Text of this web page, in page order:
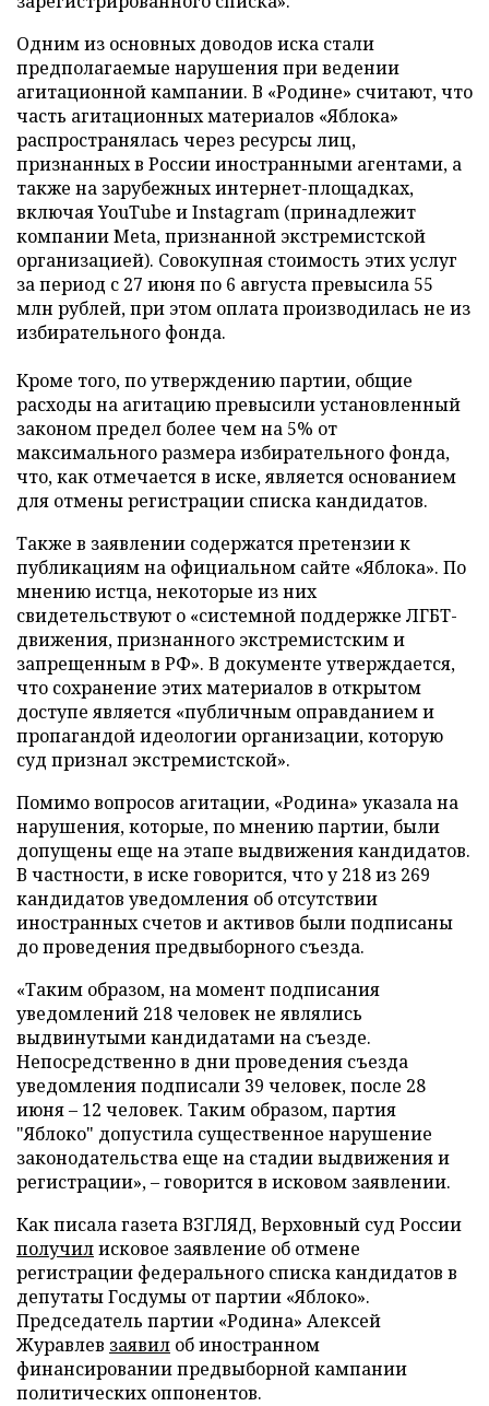
Одним из основных доводов иска стали
предполагаемые нарушения при ведении
агитационной кампании. В «Родине» считают, что
часть агитационных материалов «Яблока»
распространялась через ресурсы лиц,
признанных в России иностранными агентами, а
также на зарубежных интернет-площадках,
включая YouTube и Instagram (принадлежит
компании Meta, признанной экстремистской
организацией). Совокупная стоимость этих услуг
за период с 27 июня по 6 августа превысила 55
млн рублей, при этом оплата производилась не из
избирательного фонда.
Кроме того, по утверждению партии, общие
расходы на агитацию превысили установленный
законом предел более чем на 5% от
максимального размера избирательного фонда,
что, как отмечается в иске, является основанием
для отмены регистрации списка кандидатов.
Также в заявлении содержатся претензии к
публикациям на официальном сайте «Яблока». По
мнению истца, некоторые из них
свидетельствуют о «системной поддержке ЛГБТ-
движения, признанного экстремистским и
запрещенным в РФ». В документе утверждается,
что сохранение этих материалов в открытом
доступе является «публичным оправданием и
пропагандой идеологии организации, которую
суд признал экстремистской».
Помимо вопросов агитации, «Родина» указала на
нарушения, которые, по мнению партии, были
допущены еще на этапе выдвижения кандидатов.
В частности, в иске говорится, что у 218 из 269
кандидатов уведомления об отсутствии
иностранных счетов и активов были подписаны
до проведения предвыборного съезда.
«Таким образом, на момент подписания
уведомлений 218 человек не являлись
выдвинутыми кандидатами на съезде.
Непосредственно в дни проведения съезда
уведомления подписали 39 человек, после 28
июня – 12 человек. Таким образом, партия
"Яблоко" допустила существенное нарушение
законодательства еще на стадии выдвижения и
регистрации», – говорится в исковом заявлении.
Как писала газета ВЗГЛЯД, Верховный суд России
получилисковое заявление об отмене
регистрации федерального списка кандидатов в
депутаты Госдумы от партии «Яблоко».
Председатель партии «Родина» Алексей
Журавлев заявил об иностранном
финансировании предвыборной кампании
политических оппонентов.